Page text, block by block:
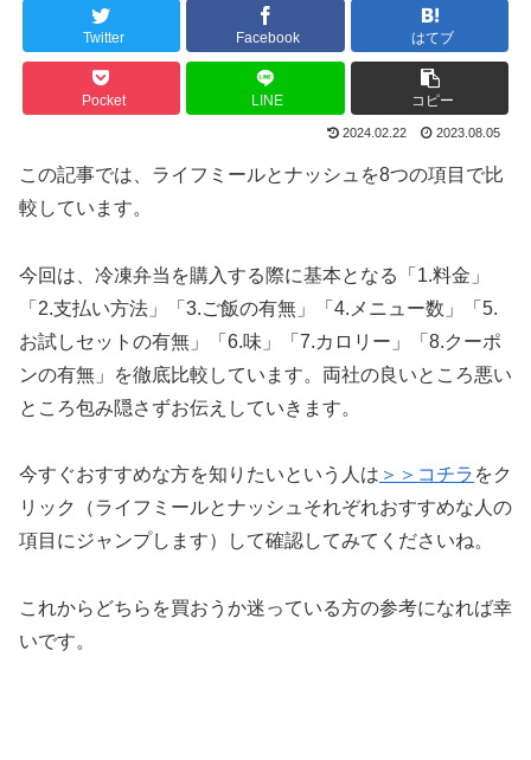
Twitter Facebook はてブ
Pocket LINE コピー
2024.02.22 2023.08.05
この記事では、ライフミールとナッシュを8つの項目で比
較しています。
今回は、冷凍弁当を購入する際に基本となる「1.料金」
「2.支払い方法」「3.ご飯の有無」「4.メニュー数」「5.
お試しセットの有無」「6.味」「7.カロリー」「8.クーポ
ンの有無」を徹底比較しています。両社の良いところ悪い
ところ包み隠さずお伝えしていきます。
今すぐおすすめな方を知りたいという人は ＞＞コチラ をク
リック（ライフミールとナッシュそれぞれおすすめな人の
項目にジャンプします）して確認してみてくださいね。
これからどちらを買おうか迷っている方の参考になれば幸
いです。